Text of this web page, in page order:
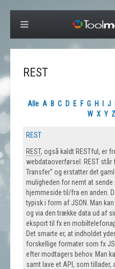
REST
Alle A B C D E F G H J
W X Y Z
REST
REST, også kaldt RESTful, er
webdataoverførsel. REST
Transfer” og erstatter det
muligheden for nemt at sende
hjemmeside til/fra en anden.
typisk i form af JSON. Man
og via den trække data ud af
eksport til fx en
Det smarte er, at indholdet
forskellige formater som fx
efter modtagers behov. Man
samt lave et API, som tillader,